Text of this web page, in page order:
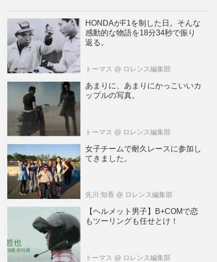
HONDAがF1を制した日。そんな
感動的な物語を18分34秒で振り
返る。
トーマス @ ロレンス編集部
あまりに、あまりにかっこいいカ
ップルの写真。
トーマス @ ロレンス編集部
女子チームで耐久レースに参加し
てきました。
先川 知香 @ ロレンス編集部
【ヘルメット男子】B+COMで恋
もツーリングも任せとけ！
トーマス @ ロレンス編集部